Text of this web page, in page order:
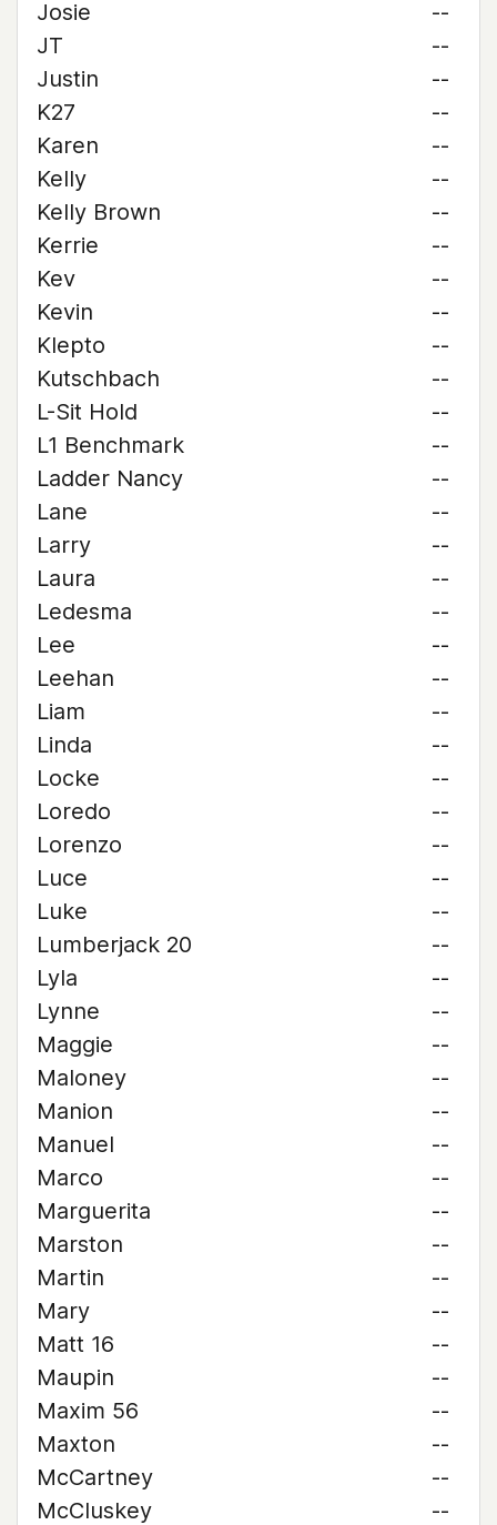
Josie
--
JT
--
Justin
--
K27
--
Karen
--
Kelly
--
Kelly Brown
--
Kerrie
--
Kev
--
Kevin
--
Klepto
--
Kutschbach
--
L-Sit Hold
--
L1 Benchmark
--
Ladder Nancy
--
Lane
--
Larry
--
Laura
--
Ledesma
--
Lee
--
Leehan
--
Liam
--
Linda
--
Locke
--
Loredo
--
Lorenzo
--
Luce
--
Luke
--
Lumberjack 20
--
Lyla
--
Lynne
--
Maggie
--
Maloney
--
Manion
--
Manuel
--
Marco
--
Marguerita
--
Marston
--
Martin
--
Mary
--
Matt 16
--
Maupin
--
Maxim 56
--
Maxton
--
McCartney
--
McCluskey
--